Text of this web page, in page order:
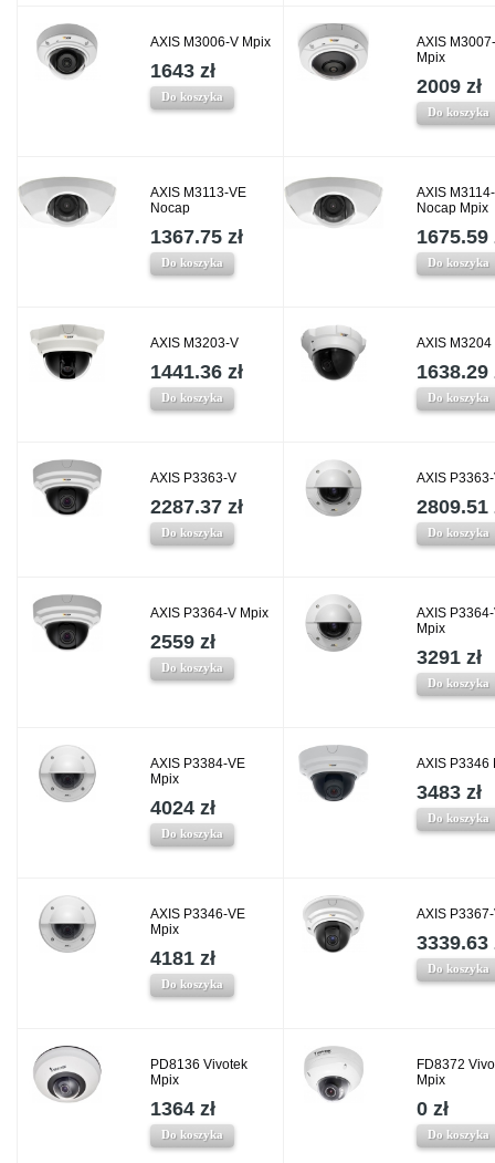
AXIS M3006-V Mpix
1643 zł
Do koszyka
AXIS
Mpix
2009 zł
Do koszyka
AXIS M3113-VE
Nocap
1367.75 zł
Do koszyka
AXIS
Nocap Mpix
1675.59
Do koszyka
AXIS M3203-V
1441.36 zł
Do koszyka
AXIS M3204
1638.29
Do koszyka
AXIS P3363-V
2287.37 zł
Do koszyka
AXIS
2809.51
Do koszyka
AXIS P3364-V Mpix
2559 zł
Do koszyka
AXIS
Mpix
3291 zł
Do koszyka
AXIS P3384-VE
Mpix
4024 zł
Do koszyka
AXIS P3346
3483 zł
Do koszyka
AXIS P3346-VE
Mpix
4181 zł
Do koszyka
AXIS
3339.63
Do koszyka
PD8136 Vivotek
Mpix
1364 zł
Do koszyka
FD8372
Mpix
0 zł
Do koszyka